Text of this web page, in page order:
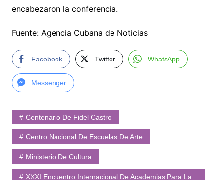
encabezaron la conferencia.
Fuente: Agencia Cubana de Noticias
Facebook Twitter WhatsApp
Messenger
Centenario De Fidel Castro
Centro Nacional De Escuelas De Arte
Ministerio De Cultura
XXXI Encuentro Internacional De Academias Para La